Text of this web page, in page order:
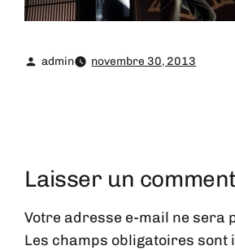
admin novembre 30, 2013
Laisser un
Votre adresse e-mail ne sera
Les champs obligatoires sont